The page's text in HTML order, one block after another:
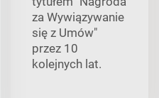
za Wywiązywanie
się z Umów"
przez 10
kolejnych lat.